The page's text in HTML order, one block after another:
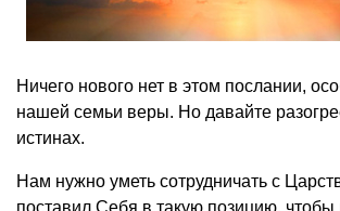
Ничего нового нет в этом послании,
нашей семьи веры. Но давайте
истинах.
Нам нужно уметь сотрудничать с
поставил Себя в такую позицию,